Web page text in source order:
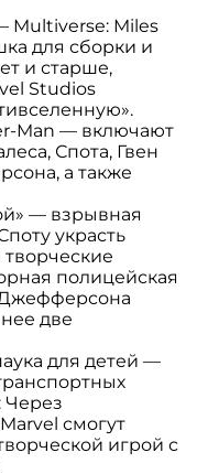
Multiverse: Miles
для сборки и
и старше,
Studios
Man — включают
Спота, Гвен
а также
— взрывная
украсть
полицейская
две
для детей —
Через
смогут
игрой с